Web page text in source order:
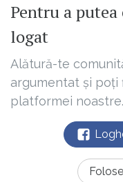
Pentru a
logat
Alătură-te
argumentat și poți
platformei noastre.